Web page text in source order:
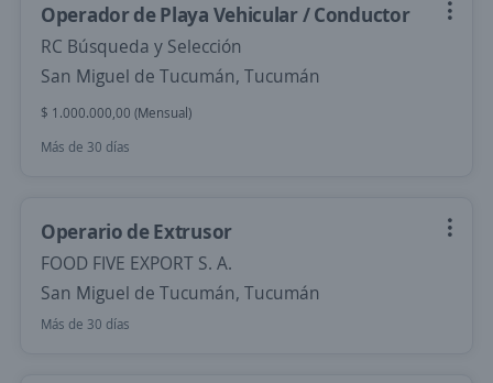
Operador de Playa Vehicular / Conductor
RC Búsqueda y Selección
San Miguel de Tucumán, Tucumán
$ 1.000.000,00 (Mensual)
Más de 30 días
Operario de Extrusor
FOOD FIVE EXPORT S. A.
San Miguel de Tucumán, Tucumán
Más de 30 días